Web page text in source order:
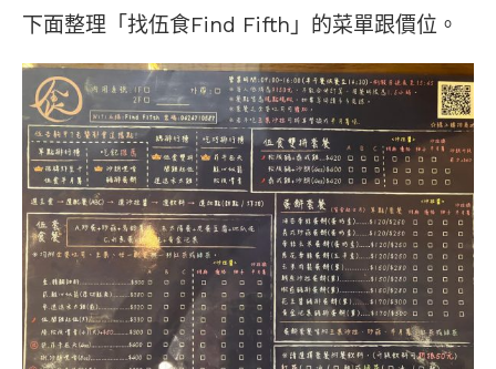
下面整理「找伍食Find Fifth」的菜單跟價位。